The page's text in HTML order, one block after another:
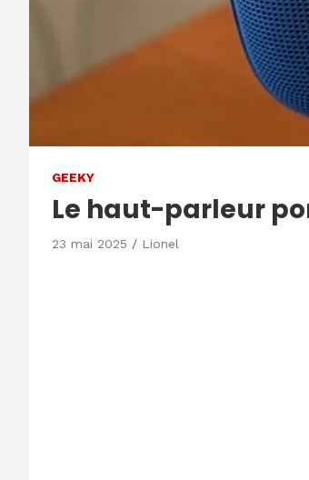
GEEKY
Le haut-parleur
23 mai 2025 Lionel